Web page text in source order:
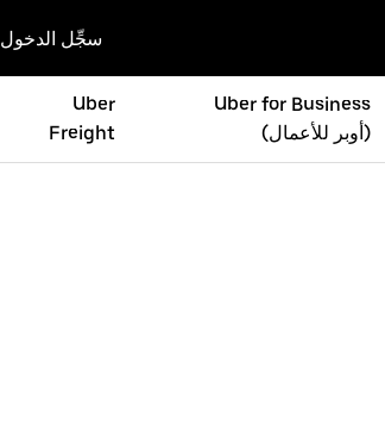
سجِّل الدخول
Uber for Business
(أوبر للأعمال)
Uber
Freight